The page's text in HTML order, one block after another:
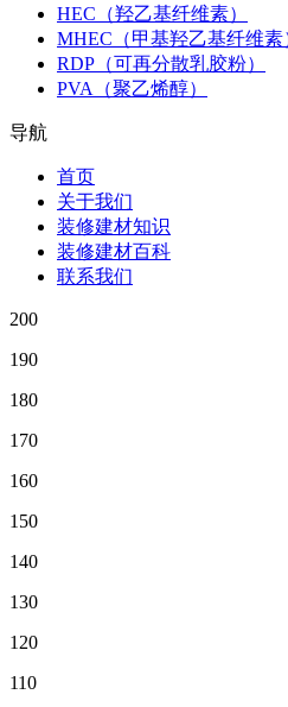
HEC（羟乙基纤维素）
MHEC（甲基羟乙基纤维素
RDP（可再分散乳胶粉）
PVA（聚乙烯醇）
导航
首页
关于我们
装修建材知识
装修建材百科
联系我们
200
190
180
170
160
150
140
130
120
110